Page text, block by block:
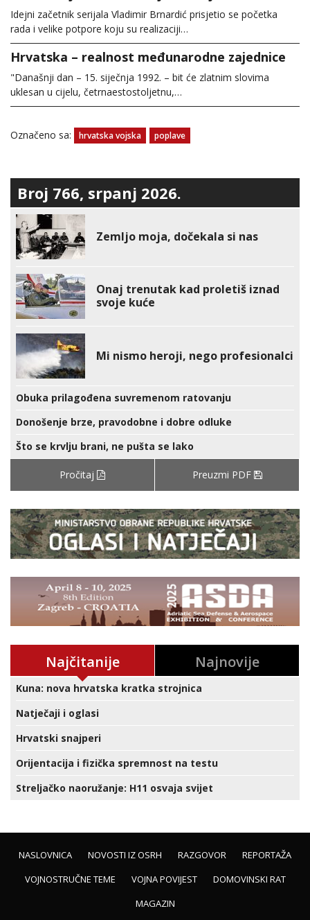
Idejni začetnik serijala Vladimir Brnardić prisjetio se početka
rada i velike potpore koju su realizaciji…
Hrvatska – realnost međunarodne zajednice
"Današnji dan – 15. siječnja 1992. – bit će zlatnim slovima
uklesan u cijelu, četrnaestostoljetnu,…
Označeno sa: hrvatska vojska poplave
Broj 766, srpanj 2026.
Zemljo moja, dočekala si nas
Onaj trenutak kad proletiš iznad
svoje kuće
Mi nismo heroji, nego profesionalci
Obuka prilagođena suvremenom ratovanju
Donošenje brze, pravodobne i dobre odluke
Što se krvlju brani, ne pušta se lako
Pročitaj Preuzmi PDF
Najčitanije Najnovije
Kuna: nova hrvatska kratka strojnica
Natječaji i oglasi
Hrvatski snajperi
Orijentacija i fizička spremnost na testu
Streljačko naoružanje: H11 osvaja svijet
NASLOVNICA NOVOSTI IZ OSRH RAZGOVOR
REPORTAŽA
VOJNOSTRUČNE TEME
VOJNA POVIJEST
DOMOVINSKI RAT
MAGAZIN